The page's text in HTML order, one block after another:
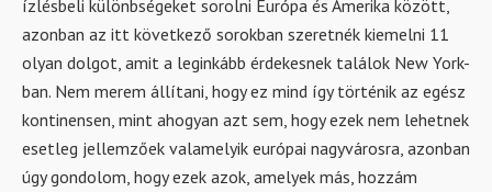
ízlésbeli különbségeket sorolni Európa és Amerika között,
azonban az itt következő sorokban szeretnék kiemelni 11
olyan dolgot, amit a leginkább érdekesnek találok New York-
ban. Nem merem állítani, hogy ez mind így történik az egész
kontinensen, mint ahogyan azt sem, hogy ezek nem lehetnek
esetleg jellemzőek valamelyik európai nagyvárosra, azonban
úgy gondolom, hogy ezek azok, amelyek más, hozzám